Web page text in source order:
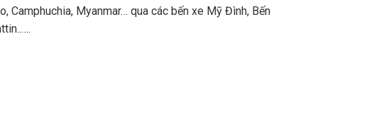
Myanmar… qua các bến xe Mỹ Đình, Bến